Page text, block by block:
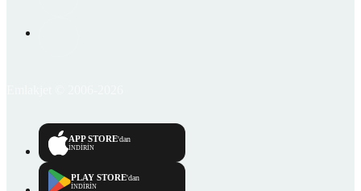
APP STORE'dan
İNDİRİN
PLAY STORE'dan
İNDİRİN